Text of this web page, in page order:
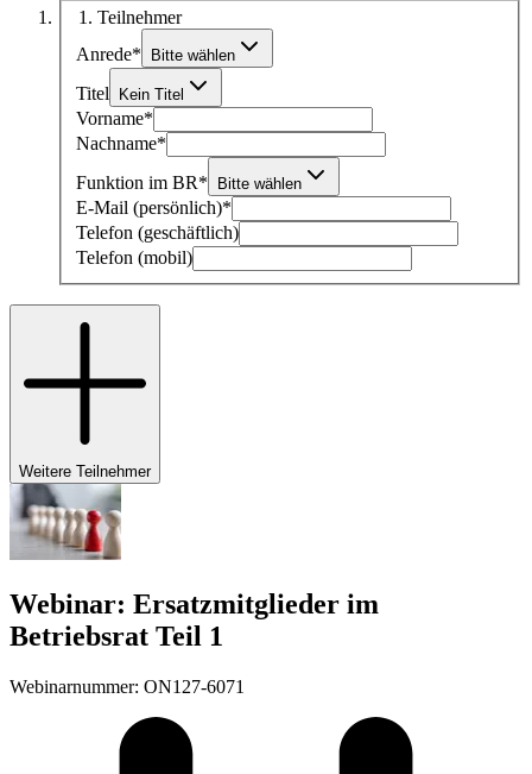
1 . Teilnehmer
Anrede* Bitte wählen
Titel Kein Titel
Vorname*
Nachname*
Funktion im BR* Bitte wählen
E-Mail (persönlich)*
Telefon (geschäftlich)
Telefon (mobil)
Weitere Teilnehmer
Webinar: Ersatzmitglieder im
Betriebsrat Teil 1
Webinarnummer: ON127-6071